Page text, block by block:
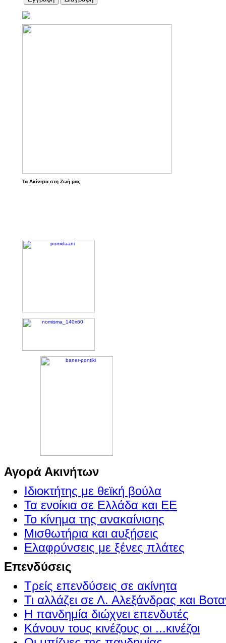
Τα Ακίνητα στη Ζωή μας
Αγορά Ακινήτων
Ιδιοκτήτης με θεϊκή βούλα
Τα ενοίκια σε Ελλάδα και ΕΕ
Το κίνημα της ανακαίνισης
Μισθωτήρια και αυξήσεις
Ελαφρύνσεις με ξένες πλάτες
Επενδύσεις
Τρείς επενδύσεις σε ακίνητα
Τι αλλάζει σε Λ. Αλεξάνδρας και
Η πανδημία διώχνει επενδυτές
Κάνουν τους κινέζους οι ...κινέζοι